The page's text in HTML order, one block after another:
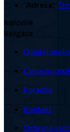
Adresa:
Najnovšie
Navigácia
O našej
Cenová
Poradňa
Kontakt
Ochrana